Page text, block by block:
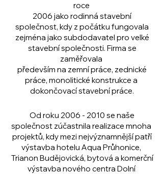
roce
2006 jako rodinná stavební
společnost, kdy z počátku fungovala
zejména jako subdodavatel pro velké
stavební společnosti. Firma se
zaměřovala
především na zemní práce, zednické
práce, monolitické konstrukce a
dokončovací stavební práce.
Od roku 2006 - 2010 se naše
společnost zúčastnila realizace mnoha
projektů, kdy mezi nejvýznamnější patří
výstavba hotelu Aqua Průhonice,
Trianon Budějovická, bytová a komerční
výstavba nového centra Dolní